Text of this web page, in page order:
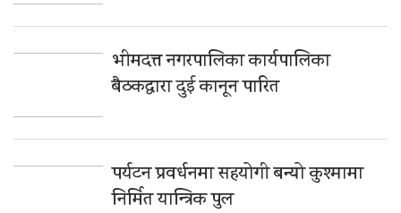
भीमदत्त नगरपालिका कार्यपालिका
बैठकद्वारा दुई कानून पारित
पर्यटन प्रवर्धनमा सहयोगी बन्यो कुश्मामा
निर्मित यान्त्रिक पुल